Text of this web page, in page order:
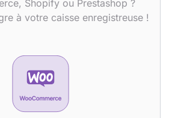
Shopify ou Prestashop ?
à votre caisse enregistreuse !